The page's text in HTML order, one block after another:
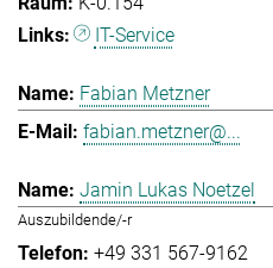
IT-Service
Fabian Metzner
fabian.metzner@...
Jamin Lukas Noetzel
Auszubildende/-r
+49 331 567-9162